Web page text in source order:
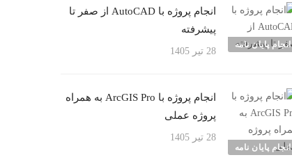
انجام پایان نامه
انجام پروژه با AutoCAD از صفر تا
پیشرفته
28 تیر 1405
انجام پایان نامه
انجام پروژه با ArcGIS Pro به همراه
پروژه عملی
28 تیر 1405